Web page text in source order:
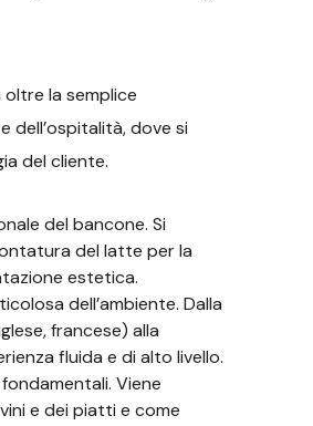
la semplice
dell’ospitalità, dove si
del cliente.
del bancone. Si
del latte per la
estetica.
dell’ambiente. Dalla
francese) alla
fluida e di alto livello.
Viene
e dei piatti e come